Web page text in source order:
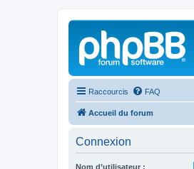
Raccourcis FAQ
Accueil du forum
Connexion
Nom d’utilisateur :